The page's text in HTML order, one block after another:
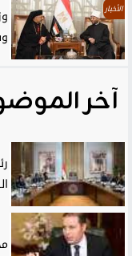
الأخبار
آخر